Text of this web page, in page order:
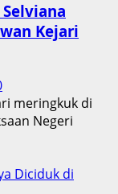
Kejari
meringkuk di
Negeri
Diciduk di